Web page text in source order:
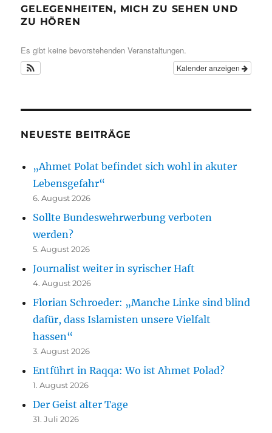
GELEGENHEITEN, MICH ZU SEHEN UND
ZU HÖREN
Es gibt keine bevorstehenden Veranstaltungen.
Kalender anzeigen
NEUESTE BEITRÄGE
„Ahmet Polat befindet sich wohl in akuter
Lebensgefahr“
6. August 2026
Sollte Bundeswehrwerbung verboten
werden?
5. August 2026
Journalist weiter in syrischer Haft
4. August 2026
Florian Schroeder: „Manche Linke sind blind
dafür, dass Islamisten unsere Vielfalt
hassen“
3. August 2026
Entführt in Raqqa: Wo ist Ahmet Polad?
1. August 2026
Der Geist alter Tage
31. Juli 2026